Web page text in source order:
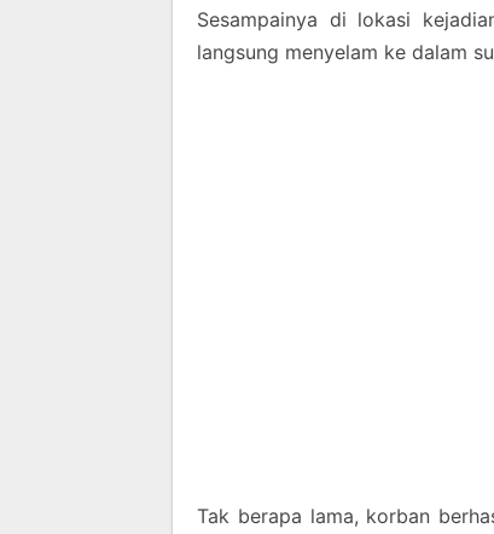
Sesampainya di lokasi
langsung menyelam ke dalam
Tak berapa lama, korban